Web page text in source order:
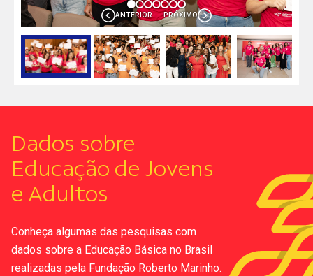
ANTERIOR PRÓXIMO
Dados sobre
Educação de Jovens
e Adultos
Conheça algumas das pesquisas com
dados sobre a Educação Básica no Brasil
realizadas pela Fundação Roberto Marinho.